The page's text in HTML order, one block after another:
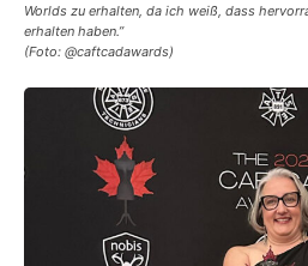
Worlds zu erhalten, da ich weiß, dass
erhalten haben.”
(Foto: @caftcadawards)